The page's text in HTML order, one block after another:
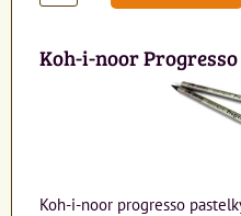
Koh-i-noor
Koh-i-noor progresso